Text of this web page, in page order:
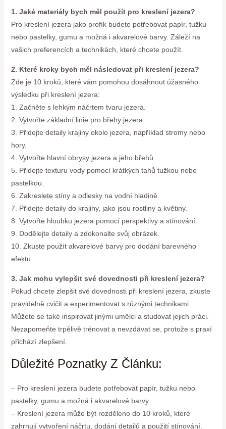
1. Jaké materiály bych měl použít pro kreslení jezera?
Pro kreslení jezera jako profík budete potřebovat papír, tužku
nebo pastelky, gumu a možná i akvarelové barvy. Záleží na
vašich preferencích a technikách, které chcete použít.
2. Které kroky bych měl následovat při kreslení jezera?
Zde je 10 kroků, které vám pomohou dosáhnout úžasného
výsledku při kreslení jezera:
1. Začněte s lehkým náčrtem tvaru jezera.
2. Vytvořte základní linie pro břehy jezera.
3. Přidejte detaily krajiny okolo jezera, například stromy nebo
hory.
4. Vytvořte hlavní obrysy jezera a jeho břehů.
5. Přidejte texturu vody pomocí krátkých tahů tužkou nebo
pastelkou.
6. Zakreslete stíny a odlesky na vodní hladině.
7. Přidejte detaily do krajiny, jako jsou rostliny a květiny.
8. Vytvořte hloubku jezera pomocí perspektivy a stínování.
9. Dodělejte detaily a zdokonalte svůj obrázek.
10. Zkuste použít akvarelové barvy pro dodání barevného
efektu.
3. Jak mohu vylepšit své dovednosti při kreslení jezera?
Pokud chcete zlepšit své dovednosti při kreslení jezera, zkuste
pravidelně cvičit a experimentovat s různými technikami.
Můžete se také inspirovat jinými umělci a studovat jejich práci.
Nezapomeňte trpělivě trénovat a nevzdávat se, protože s praxí
přichází zlepšení.
Důležité Poznatky Z Článku:
– Pro kreslení jezera budete potřebovat papír, tužku nebo
pastelky, gumu a možná i akvarelové barvy.
– Kreslení jezera může být rozděleno do 10 kroků, které
zahrnují vytvoření náčrtu, dodání detailů a použití stínování.